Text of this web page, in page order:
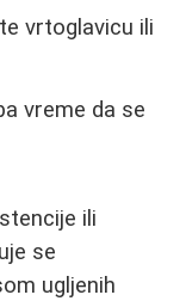
vrtoglavicu ili
vreme da se
ili
se
ugljenih